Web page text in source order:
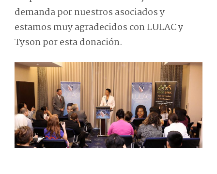
demanda por nuestros asociados y
estamos muy agradecidos con LULAC y
Tyson por esta donación.